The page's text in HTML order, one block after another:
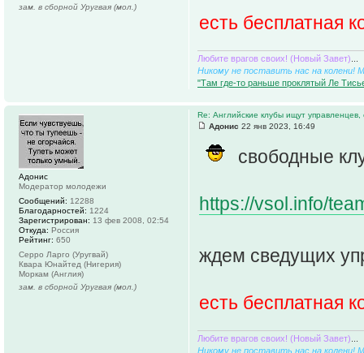
есть бесплатная
Любите врагов своих! (Новый Завет)
Никому не поставить нас на колени!
"Там где-то раньше проклятый Ле
зам. в сборной Уругвая (мол.)
Re: Английские клубы ищут управленцев,
Адонис 22 янв 2023, 16:49
свободные
https://vsol.info/
ждем сведущих
есть бесплатная
Любите врагов своих! (Новый Завет)
Никому не поставить нас на колени!
Адонис
Модератор молодежи
Сообщений: 12288
Благодарностей: 1224
Зарегистрирован: 13 фев 2008, 02:54
Откуда: Россия
Рейтинг: 650
Серро Ларго (Уругвай)
Квара Юнайтед (Нигерия)
Моркам (Англия)
зам. в сборной Уругвая (мол.)